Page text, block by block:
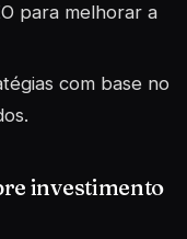
para melhorar a
com base no
investimento